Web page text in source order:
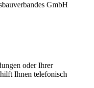
GmbH
oder Ihrer
Ihnen telefonisch